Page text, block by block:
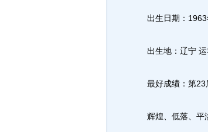
出生日期：1963
出生地：辽宁 运
最好成绩：第23
辉煌、低落、平